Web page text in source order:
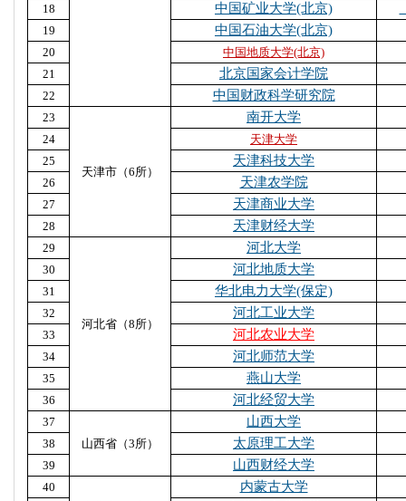
18 中国矿业大学(北京)
19 中国石油大学(北京)
20
中国地质大学(北京)
21
北京国家会计学院
22 中国财政科学研究院
23
天津市（6所）
南开大学
24
天津大学
25
天津科技大学
26 天津农学院
27 天津商业大学
28 天津财经大学
29
河北省（8所）
河北大学
30 河北地质大学
31 华北电力大学(保定)
32 河北工业大学
33 河北农业大学
34 河北师范大学
35 燕山大学
36 河北经贸大学
37
山西省（3所）
山西大学
38 太原理工大学
39 山西财经大学
40
内蒙古大学